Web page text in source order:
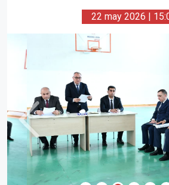
22 may 2026 |
Previous